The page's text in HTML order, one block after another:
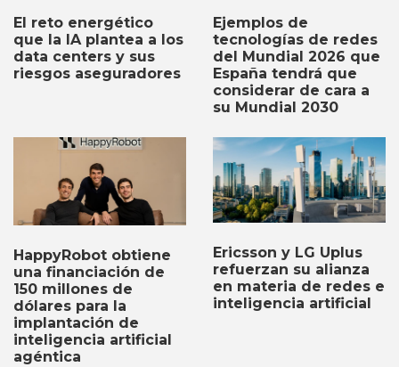
El reto energético
que la IA plantea a los
data centers y sus
riesgos aseguradores
Ejemplos de
tecnologías de redes
del Mundial 2026 que
España tendrá que
considerar de cara a
su Mundial 2030
HappyRobot obtiene
una financiación de
150 millones de
dólares para la
implantación de
inteligencia artificial
agéntica
Ericsson y LG Uplus
refuerzan su alianza
en materia de redes e
inteligencia artificial